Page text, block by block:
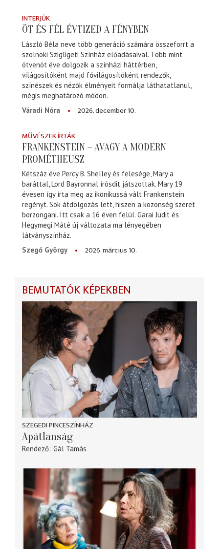
INTERJÚK
ÖT ÉS FÉL ÉVTIZED A FÉNYBEN
László Béla neve több generáció számára összeforrt a
szolnoki Szigligeti Színház előadásaival. Több mint
ötvenöt éve dolgozik a színházi háttérben,
világosítóként majd fővilágosítóként rendezők,
színészek és nézők élményeit formálja láthatatlanul,
mégis meghatározó módon.
Váradi Nóra
2026. december 10.
MŰVÉSZEK ÍRTÁK
FRANKENSTEIN – AVAGY A MODERN
PROMÉTHEUSZ
Kétszáz éve Percy B. Shelley és felesége, Mary a
baráttal, Lord Bayronnal írósdit játszottak. Mary 19
évesen így írta meg az ikonikussá vált Frankenstein
regényt. Sok átdolgozás lett, hiszen a közönség szeret
borzongani. Itt csak a 16 éven felül. Garai Judit és
Hegymegi Máté új változata ma lényegében
látványszínház.
Szegő György
2026. március 10.
BEMUTATÓK KÉPEKBEN
SZEGEDI PINCESZÍNHÁZ
Apátlanság
Rendező Gál Tamás